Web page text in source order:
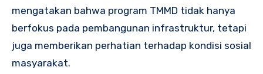
mengatakan bahwa program TMMD tidak hanya
berfokus pada pembangunan infrastruktur, tetapi
juga memberikan perhatian terhadap kondisi sosial
masyarakat.